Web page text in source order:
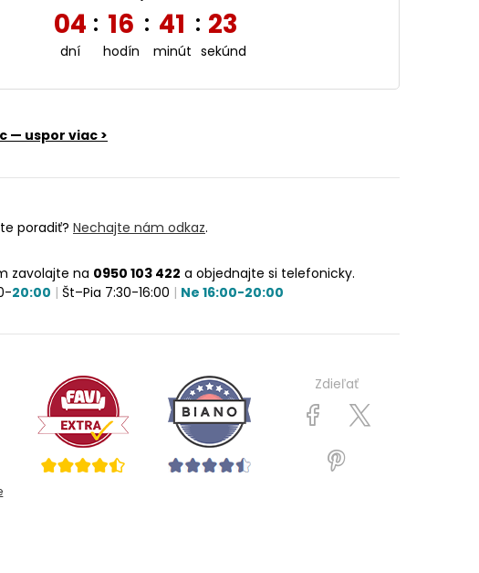
04
dní
: 16
hodín
: 41
minút
: 22
sekúnd
— uspor viac >
poradiť? Nechajte nám odkaz.
zavolajte na 0950 103 422 a objednajte si telefonicky.
20:00 | Št–Pia 7:30-16:00 | Ne 16:00-20:00
Zdieľať